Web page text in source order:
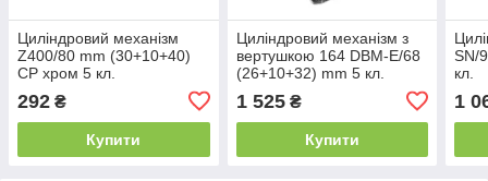
Циліндровий механізм
Z400/80 mm (30+10+40)
CP хром 5 кл.
292 ₴
Купити
Циліндровий механізм з
вертушкою 164 DBM-E/68
(26+10+32) mm 5 кл.
1 525₴
Купити
SN/
кл.
1